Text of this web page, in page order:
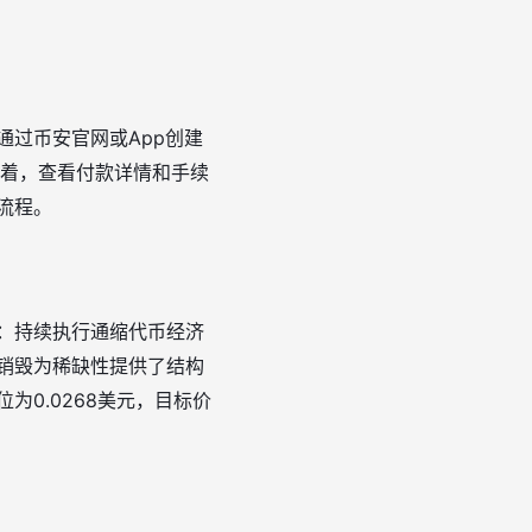
过币安官网或App创建
，查看付款详情和手续
。
持续执行通缩代币经济
毁为稀缺性提供了结构
为0.0268美元，目标价